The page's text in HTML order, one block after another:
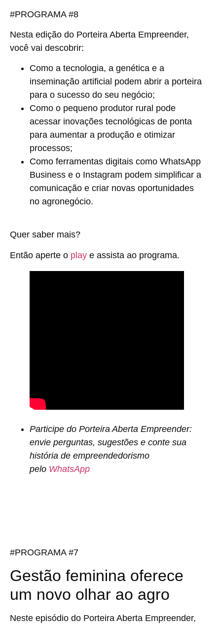
#PROGRAMA #8
Nesta edição do Porteira Aberta Empreender,
você vai descobrir:
Como a tecnologia, a genética e a
inseminação artificial podem abrir a porteira
para o sucesso do seu negócio;
Como o pequeno produtor rural pode
acessar inovações tecnológicas de ponta
para aumentar a produção e otimizar
processos;
Como ferramentas digitais como WhatsApp
Business e o Instagram podem simplificar a
comunicação e criar novas oportunidades
no agronegócio.
Quer saber mais?
Então aperte o play e assista ao programa.
Participe do Porteira Aberta Empreender:
envie perguntas, sugestões e conte sua
história de empreendedorismo
pelo WhatsApp
#PROGRAMA #7
Gestão feminina oferece
um novo olhar ao agro
Neste episódio do Porteira Aberta Empreender,